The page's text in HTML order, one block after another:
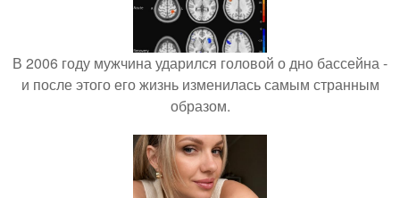
В 2006 году мужчина ударился головой о дно бассейна -
и после этого его жизнь изменилась самым странным
образом.